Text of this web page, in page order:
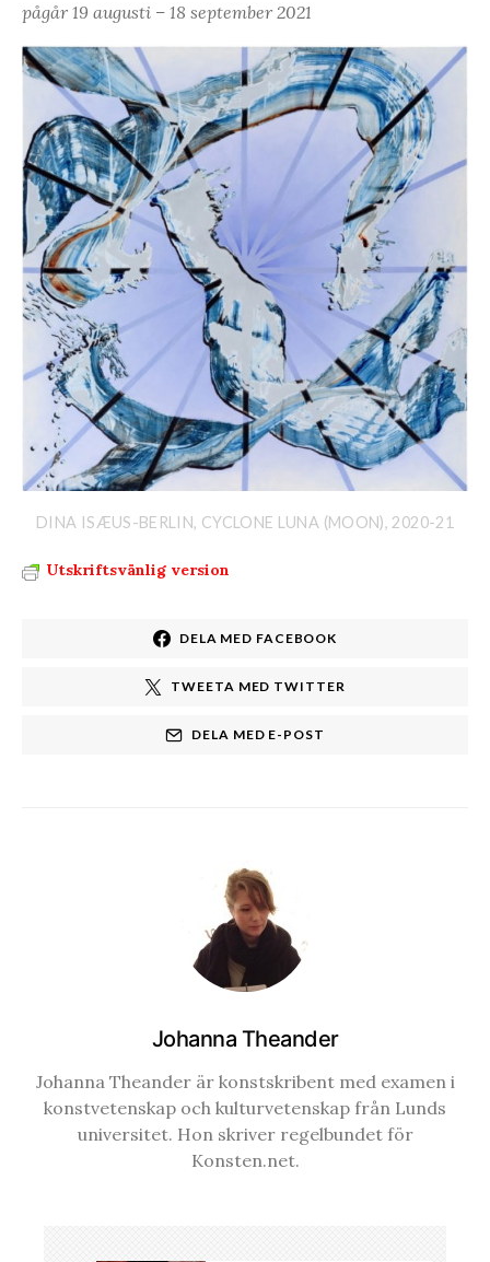
pågår 19 augusti – 18 september 2021
DINA ISÆUS-BERLIN, CYCLONE LUNA (MOON), 2020-21
Utskriftsvänlig version
DELA MED FACEBOOK
TWEETA MED TWITTER
DELA MED E-POST
Johanna Theander
Johanna Theander är konstskribent med examen i
konstvetenskap och kulturvetenskap från Lunds
universitet. Hon skriver regelbundet för
Konsten.net.